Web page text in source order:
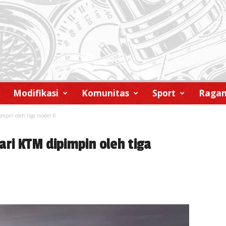
Modifikasi Komunitas Sport
oleh tiga model R.
KTM dipimpin oleh tiga